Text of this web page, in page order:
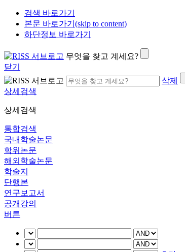
검색 바로가기
본문 바로가기(skip to content)
하단정보 바로가기
무엇을 찾고 계세요?
닫기
삭제
상세검색
상세검색
통합검색
국내학술논문
학위논문
해외학술논문
학술지
단행본
연구보고서
공개강의
버튼